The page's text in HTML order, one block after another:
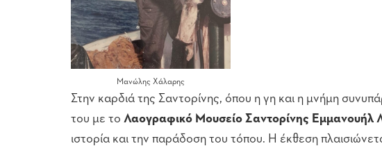
Μανώλης Χάλαρης
Στην καρδιά της Σαντορίνης, όπου η γη και η μνήμη
του με το Λαογραφικό Μουσείο Σαντορίνης Εμμανουήλ
ιστορία και την παράδοση του τόπου. Η έκθεση